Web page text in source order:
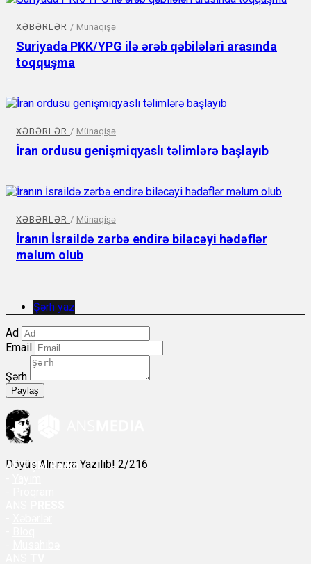
XƏBƏRLƏR / Münaqişə
Suriyada PKK/YPG ilə ərəb qəbilələri arasında
toqquşma
XƏBƏRLƏR / Münaqişə
İran ordusu genişmiqyaslı təlimlərə başlayıb
XƏBƏRLƏR / Münaqişə
İranın İsraildə zərbə endirə biləcəyi hədəflər
məlum olub
Şərh yaz
Ad
Email
Şərh
Paylaş
Döyüş Alnınıza Yazılıb! 2/216
ANSÇM Radio